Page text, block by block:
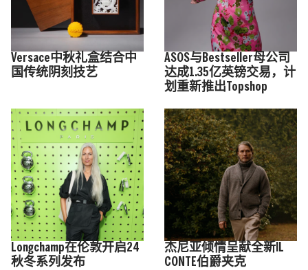
Versace中秋礼盒结合中
国传统阴刻技艺
ASOS与Bestseller母公司
达成1.35亿英镑交易，计
划重新推出Topshop
Longchamp在伦敦开启24
秋冬系列发布
杰尼亚倾情呈献全新IL
CONTE伯爵夹克